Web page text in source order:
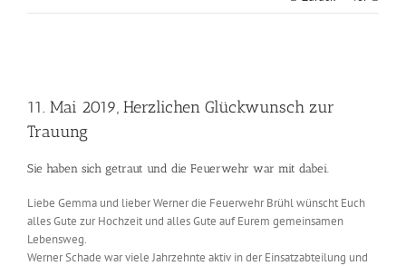
Bild
11. Mai 2019, Herzlichen Glückwunsch zur
Trauung
Sie haben sich getraut und die Feuerwehr war mit dabei.
Liebe Gemma und lieber Werner die Feuerwehr Brühl wünscht Euch
alles Gute zur Hochzeit und alles Gute auf Eurem gemeinsamen
Lebensweg.
Werner Schade war viele Jahrzehnte aktiv in der Einsatzabteilung und